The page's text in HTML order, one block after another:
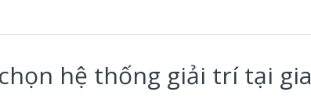
hệ thống giải trí tại gia